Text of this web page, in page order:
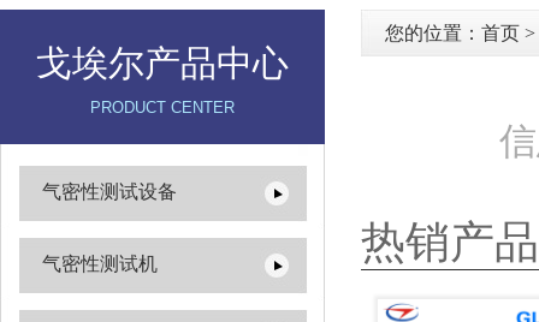
戈埃尔产品中心
PRODUCT CENTER
气密性测试设备
气密性测试机
您的位置： 首页 >
热销产